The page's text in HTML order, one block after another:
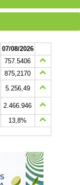
07/08/2026
757.5406
875,2170
5.256,49
2.466.946
13,8%